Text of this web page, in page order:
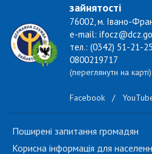
зайнятості
76002, м. Івано-
e-mail:
тел.: (0342) 51-21-25
0800219717
(переглянути на карті)
Facebook /
Поширені запитання громадян
Корисна інформація для